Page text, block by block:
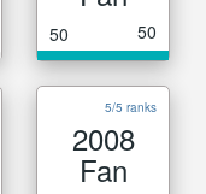
50 50
5/5 ranks
2008
Fan